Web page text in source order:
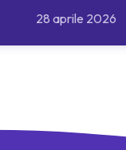
28 aprile 2026